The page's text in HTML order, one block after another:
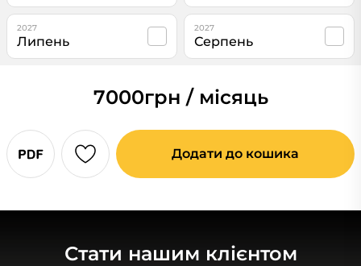
2027
Липень
2027
Серпень
7000грн / місяць
Додати до кошика
Стати нашим клієнтом